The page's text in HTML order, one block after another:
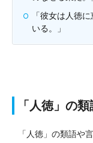
「彼女は人徳
いる。」
「人徳」の
「人徳」の類語や